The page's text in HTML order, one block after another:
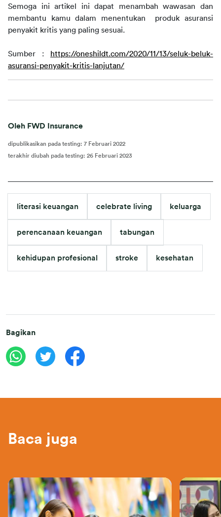
Semoga ini artikel ini dapat menambah wawasan dan
membantu kamu dalam menentukan  produk asuransi
penyakit kritis yang paling sesuai.
Sumber :
https://oneshildt.com/2020/11/13/seluk-beluk-
asuransi-penyakit-kritis-lanjutan/
Oleh FWD Insurance
dipublikasikan pada testing: 7 Februari 2022
terakhir diubah pada testing: 26 Februari 2023
literasi keuangan celebrate living keluarga
perencanaan keuangan tabungan
kehidupan profesional stroke kesehatan
Bagikan
Baca juga